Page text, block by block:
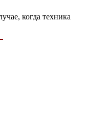
когда техника